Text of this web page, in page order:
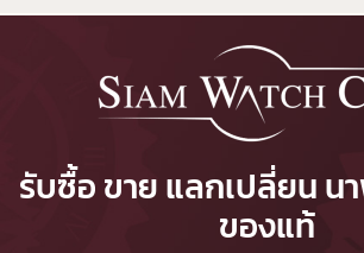
รับซื้อ ขาย แลกเปลี่ยน น
ของแท้